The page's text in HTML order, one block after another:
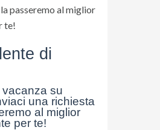
di
vacanza su
una richiesta
al miglior
per te!